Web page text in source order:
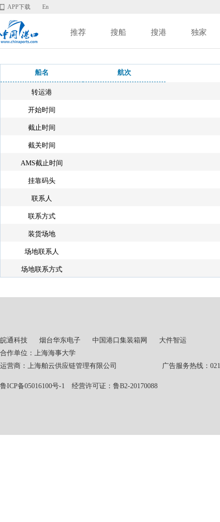
APP下载 En
推荐 搜船 搜港 独家
船名 航次
转运港
开始时间
截止时间
截关时间
AMS截止时间
挂靠码头
联系人
联系方式
装货场地
场地联系人
场地联系方式
皖通科技 烟台华东电子 中国港口集装箱网
大件智运
合作单位：上海海事大学
运营商：上海舶云供应链管理有限公司 广告服务热线：021-
鲁ICP备05016100号-1 经营许可证：鲁B2-20170088